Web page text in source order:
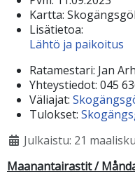
Kartta:
Lisätietoa:
Lähtö ja paikoitus
Ratamestari: Jan
Yhteystiedot: 045
Väliajat:
Tulokset:
Julkaistu: 21
Maanantairastit /